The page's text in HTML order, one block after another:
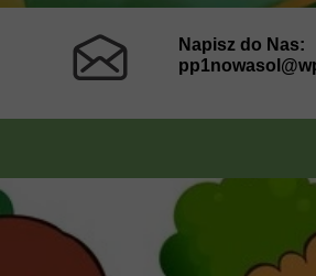
Napisz do Nas: